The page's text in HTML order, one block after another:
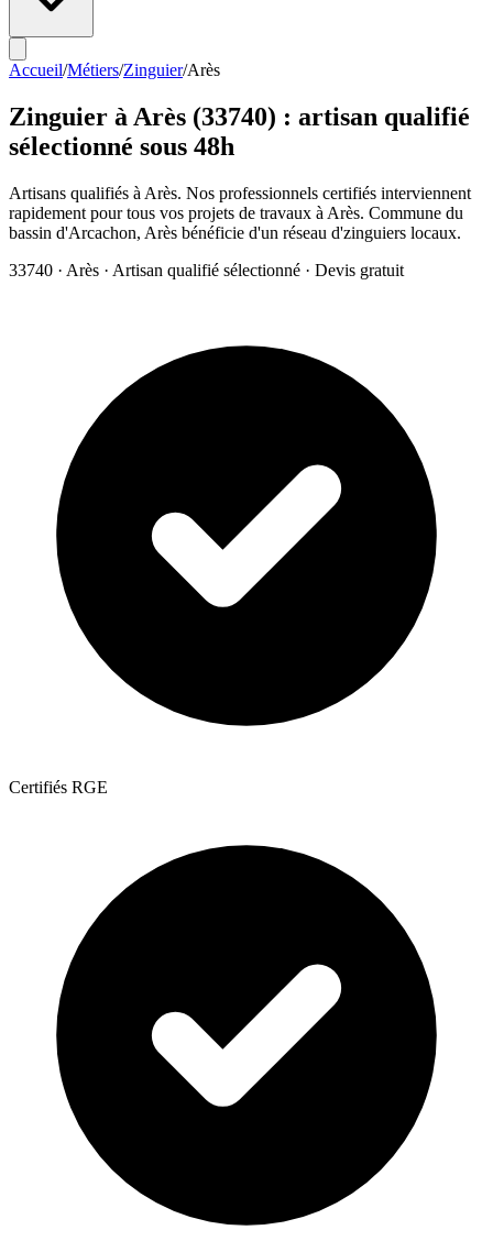
Accueil/Métiers/Zinguier/Arès
Zinguier à Arès (33740) : artisan qualifié
sélectionné sous 48h
Artisans qualifiés à Arès. Nos professionnels certifiés interviennent
rapidement pour tous vos projets de travaux à Arès. Commune du
bassin d'Arcachon, Arès bénéficie d'un réseau d'zinguiers locaux.
33740 · Arès · Artisan qualifié sélectionné · Devis gratuit
Certifiés RGE